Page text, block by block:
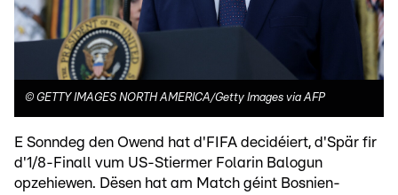
© GETTY IMAGES NORTH AMERICA/Getty Images via AFP
E Sonndeg den Owend hat d'FIFA decidéiert, d'Spär fir
d'1/8-Finall vum US-Stiermer Folarin Balogun
opzehiewen. Dësen hat am Match géint Bosnien-